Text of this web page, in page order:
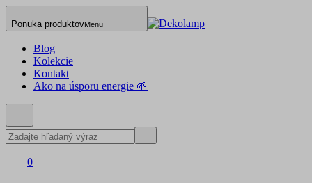
Ponuka produktovMenu
Blog
Kolekcie
Kontakt
Ako na úsporu energie 🌱
0